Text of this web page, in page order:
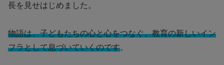
長を見せはじめました。
物語は、子どもたちの心と心をつなぐ、教育の新しいイン
フラとして息づいていくのです。